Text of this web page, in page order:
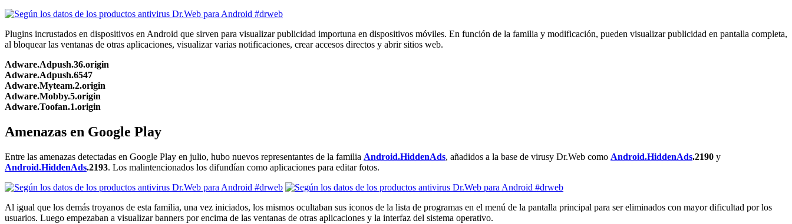
Plugins incrustados en dispositivos en Android que sirven para visualizar publicidad importuna en dispositivos móviles. En función de la familia y modificación, pueden visualizar publicidad en pantalla completa,
al bloquear las ventanas de otras aplicaciones, visualizar varias notificaciones, crear accesos directos y abrir sitios web.
Adware.Adpush.36.origin
Adware.Adpush.6547
Adware.Myteam.2.origin
Adware.Mobby.5.origin
Adware.Toofan.1.origin
Amenazas en Google Play
Entre las amenazas detectadas en Google Play en julio, hubo nuevos representantes de la familia Android.HiddenAds, añadidos a la base de virusу Dr.Web como Android.HiddenAds.2190 y
Android.HiddenAds.2193. Los malintencionados los difundían como aplicaciones para editar fotos.
Al igual que los demás troyanos de esta familia, una vez iniciados, los mismos ocultaban sus iconos de la lista de programas en el menú de la pantalla principal para ser eliminados con mayor dificultad por los
usuarios. Luego empezaban a visualizar banners por encima de las ventanas de otras aplicaciones y la interfaz del sistema operativo.